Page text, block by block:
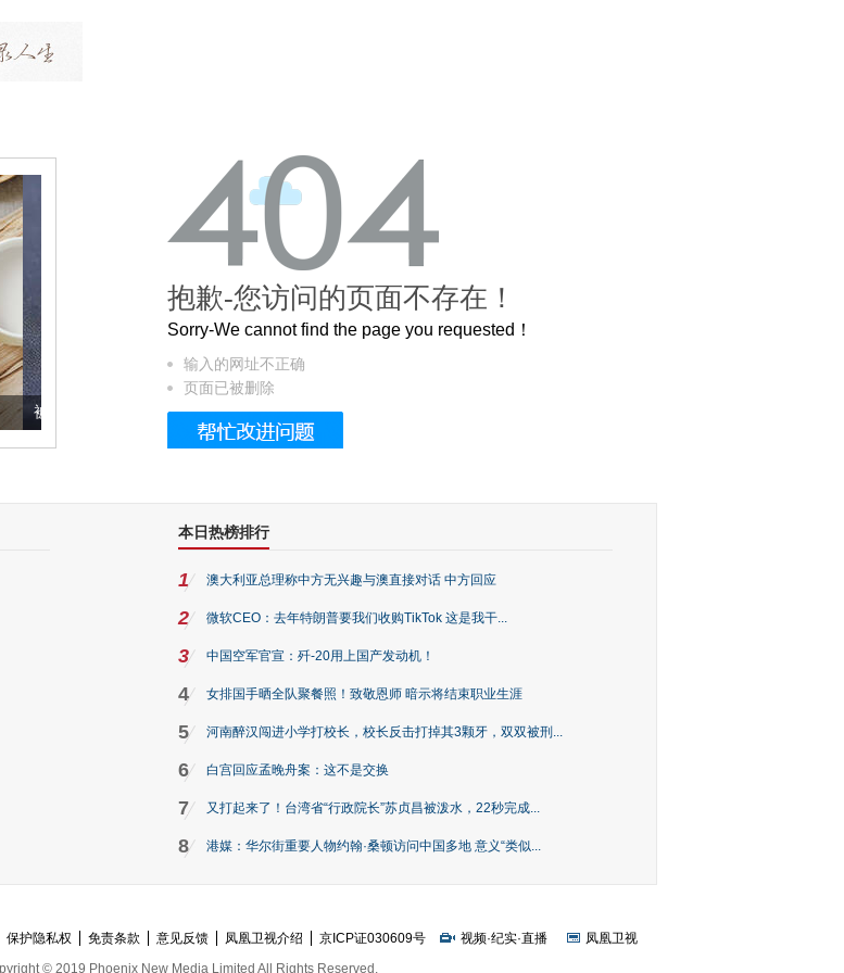
家七宝的它到底有多美？
抱歉-您访问的页面不存在！
Sorry-We cannot find the page you requested！
输入的网址不正确
页面已被删除
本日热榜排行
1 澳大利亚总理称中方无兴趣与澳直接对话 中方回应
2 微软CEO：去年特朗普要我们收购TikTok 这是我干...
3 中国空军官宣：歼-20用上国产发动机！
4 女排国手晒全队聚餐照！致敬恩师 暗示将结束职业生涯
5 河南醉汉闯进小学打校长，校长反击打掉其3颗牙，双双被刑...
6 白宫回应孟晚舟案：这不是交换
7 又打起来了！台湾省“行政院长”苏贞昌被泼水，22秒完成...
8 港媒：华尔街重要人物约翰·桑顿访问中国多地 意义“类似...
保护隐私权 免责条款 意见反馈 凤凰卫视介绍 京ICP证030609号 视频·纪实·直播
凤凰卫视
© 2019 Phoenix New Media Limited All Rights Reserved.